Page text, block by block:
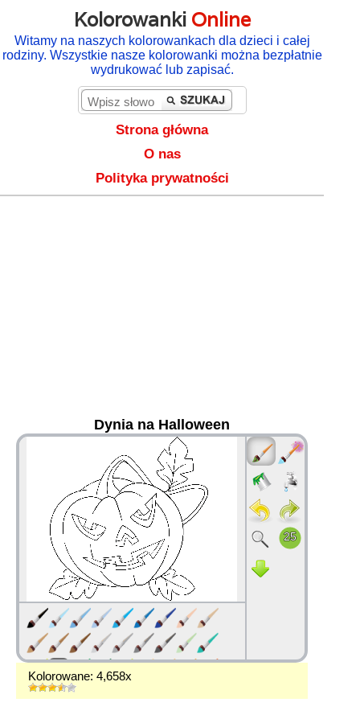
Kolorowanki Online
Witamy na naszych kolorowankach dla dzieci i całej
rodziny. Wszystkie nasze kolorowanki można bezpłatnie
wydrukować lub zapisać.
Strona główna
O nas
Polityka prywatności
Dynia na Halloween
Kolorowane: 4,658x